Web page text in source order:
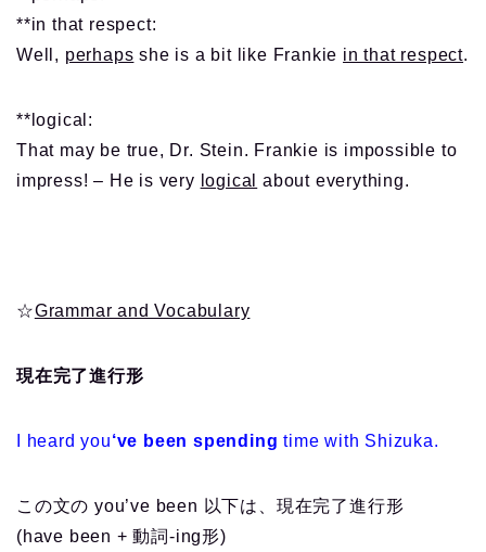
**in that respect:
Well, perhaps she is a bit like Frankie in that respect.
**logical:
That may be true, Dr. Stein. Frankie is impossible to
impress! – He is very logical about everything.
☆Grammar and Vocabulary
現在完了進行形
I heard you‘ve been spending time with Shizuka.
この文の you’ve been 以下は、現在完了進行形
(have been + 動詞-ing形)